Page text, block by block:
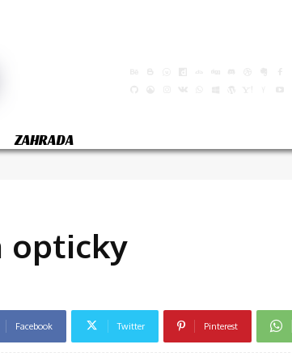
ZAHRADA
opticky
Facebook Twitter Pinterest